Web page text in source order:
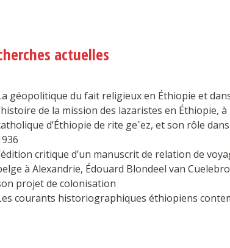
actuelles
géopolitique du fait religieux en Éthiopie et
de la mission des lazaristes en Éthiopie,
d’Éthiopie de rite ge῾ez, et son rôle
critique d’un manuscrit de relation de
à Alexandrie, Édouard Blondeel van
projet de colonisation
courants historiographiques éthiopiens